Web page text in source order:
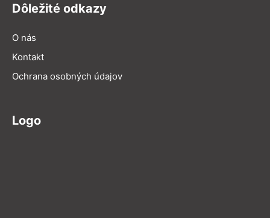
Dôležité odkazy
O nás
Kontakt
Ochrana osobných údajov
Logo